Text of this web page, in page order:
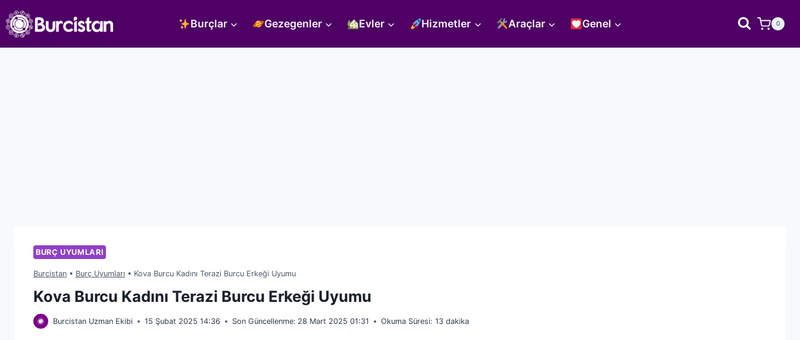
to
content
Burçlar Gezegenler Evler Hizmetler Araçlar Genel 0
BURÇ UYUMLARI
Burcistan • Burç Uyumları • Kova Burcu Kadını Terazi Burcu Erkeği Uyumu
Kova Burcu Kadını Terazi Burcu Erkeği Uyumu
Burcistan Uzman Ekibi 15 Şubat 2025 14:36 Son Güncellenme: 28 Mart 2025 01:31 Okuma Süresi: 13dakika